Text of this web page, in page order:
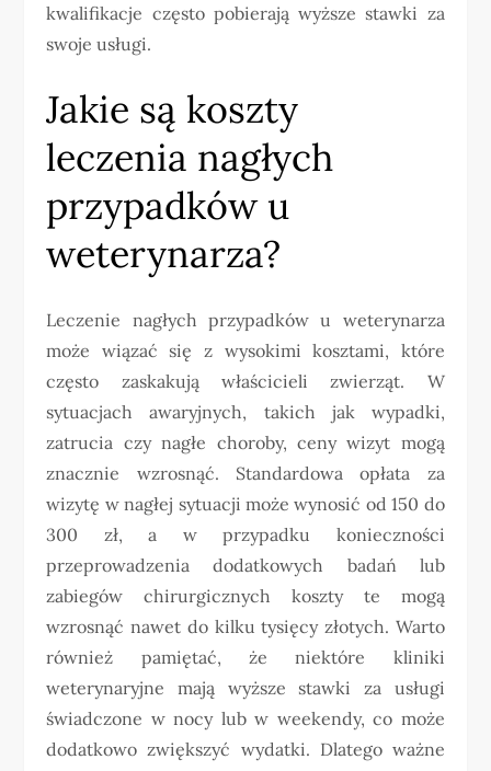
kwalifikacje często pobierają wyższe stawki za
swoje usługi.
Jakie są koszty
leczenia nagłych
przypadków u
weterynarza?
Leczenie nagłych przypadków u weterynarza
może wiązać się z wysokimi kosztami, które
często zaskakują właścicieli zwierząt. W
sytuacjach awaryjnych, takich jak wypadki,
zatrucia czy nagłe choroby, ceny wizyt mogą
znacznie wzrosnąć. Standardowa opłata za
wizytę w nagłej sytuacji może wynosić od 150 do
300 zł, a w przypadku konieczności
przeprowadzenia dodatkowych badań lub
zabiegów chirurgicznych koszty te mogą
wzrosnąć nawet do kilku tysięcy złotych. Warto
również pamiętać, że niektóre kliniki
weterynaryjne mają wyższe stawki za usługi
świadczone w nocy lub w weekendy, co może
dodatkowo zwiększyć wydatki. Dlatego ważne